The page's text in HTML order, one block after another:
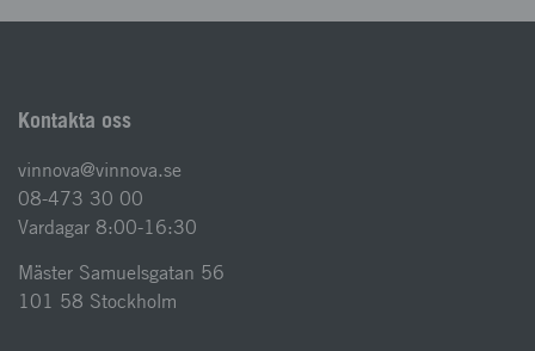
Kontakta oss
vinnova@vinnova.se
08-473 30 00
Vardagar 8:00-16:30
Mäster Samuelsgatan 56
101 58 Stockholm